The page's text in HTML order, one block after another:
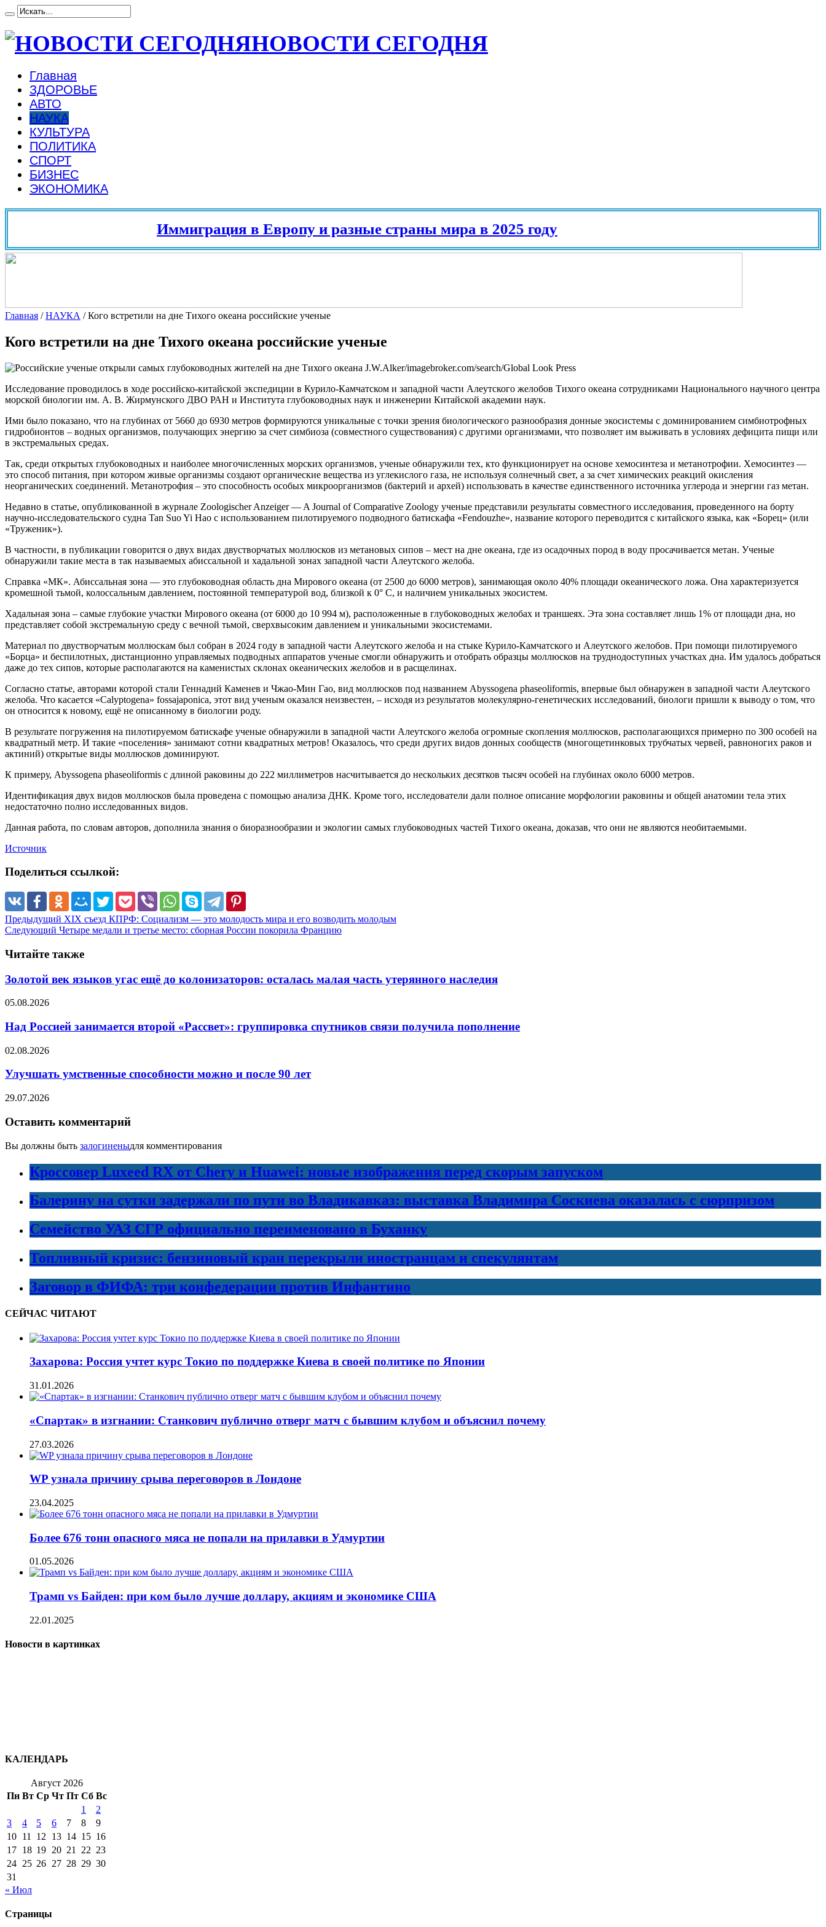
НОВОСТИ СЕГОДНЯ
Главная
ЗДОРОВЬЕ
АВТО
НАУКА
КУЛЬТУРА
ПОЛИТИКА
СПОРТ
БИЗНЕС
ЭКОНОМИКА
Иммиграция в Европу и разные страны мира в 2025 году
Главная /НАУКА /Кого встретили на дне Тихого океана российские ученые
Кого встретили на дне Тихого океана российские ученые
J.W.Alker/imagebroker.com/search/Global Look Press
Исследование проводилось в ходе российско-китайской экспедиции в Курило-Камчатском и западной части Алеутского желобов Тихого океана сотрудниками Национального научного центра
морской биологии им. А. В. Жирмунского ДВО РАН и Института глубоководных наук и инженерии Китайской академии наук.
Ими было показано, что на глубинах от 5660 до 6930 метров формируются уникальные с точки зрения биологического разнообразия донные экосистемы с доминированием симбиотрофных
гидробионтов – водных организмов, получающих энергию за счет симбиоза (совместного существования) с другими организмами, что позволяет им выживать в условиях дефицита пищи или
в экстремальных средах.
Так, среди открытых глубоководных и наиболее многочисленных морских организмов, ученые обнаружили тех, кто функционирует на основе хемосинтеза и метанотрофии. Хемосинтез —
это способ питания, при котором живые организмы создают органические вещества из углекислого газа, не используя солнечный свет, а за счет химических реакций окисления
неорганических соединений. Метанотрофия – это способность особых микроорганизмов (бактерий и архей) использовать в качестве единственного источника углерода и энергии газ метан.
Недавно в статье, опубликованной в журнале Zoologischer Anzeiger — A Journal of Comparative Zoology ученые представили результаты совместного исследования, проведенного на борту
научно-исследовательского судна Tan Suo Yi Hao с использованием пилотируемого подводного батискафа «Fendouzhe», название которого переводится с китайского языка, как «Борец» (или
«Труженик»).
В частности, в публикации говорится о двух видах двустворчатых моллюсков из метановых сипов – мест на дне океана, где из осадочных пород в воду просачивается метан. Ученые
обнаружили такие места в так называемых абиссальной и хадальной зонах западной части Алеутского желоба.
Справка «МК». Абиссальная зона — это глубоководная область дна Мирового океана (от 2500 до 6000 метров), занимающая около 40% площади океанического ложа. Она характеризуется
кромешной тьмой, колоссальным давлением, постоянной температурой вод, близкой к 0° C, и наличием уникальных экосистем.
Хадальная зона – самые глубокие участки Мирового океана (от 6000 до 10 994 м), расположенные в глубоководных желобах и траншеях. Эта зона составляет лишь 1% от площади дна, но
представляет собой экстремальную среду с вечной тьмой, сверхвысоким давлением и уникальными экосистемами.
Материал по двустворчатым моллюскам был собран в 2024 году в западной части Алеутского желоба и на стыке Курило-Камчатского и Алеутского желобов. При помощи пилотируемого
«Борца» и беспилотных, дистанционно управляемых подводных аппаратов ученые смогли обнаружить и отобрать образцы моллюсков на труднодоступных участках дна. Им удалось добраться
даже до тех сипов, которые располагаются на каменистых склонах океанических желобов и в расщелинах.
Согласно статье, авторами которой стали Геннадий Каменев и Чжао-Мин Гао, вид моллюсков под названием Abyssogena phaseoliformis, впервые был обнаружен в западной части Алеутского
желоба. Что касается «Calyptogena» fossajaponica, этот вид ученым оказался неизвестен, – исходя из результатов молекулярно-генетических исследований, биологи пришли к выводу о том, что
он относится к новому, ещё не описанному в биологии роду.
В результате погружения на пилотируемом батискафе ученые обнаружили в западной части Алеутского желоба огромные скопления моллюсков, располагающихся примерно по 300 особей на
квадратный метр. И такие «поселения» занимают сотни квадратных метров! Оказалось, что среди других видов донных сообществ (многощетинковых трубчатых червей, равноногих раков и
актиний) открытые виды моллюсков доминируют.
К примеру, Abyssogena phaseoliformis с длиной раковины до 222 миллиметров насчитывается до нескольких десятков тысяч особей на глубинах около 6000 метров.
Идентификация двух видов моллюсков была проведена с помощью анализа ДНК. Кроме того, исследователи дали полное описание морфологии раковины и общей анатомии тела этих
недостаточно полно исследованных видов.
Данная работа, по словам авторов, дополнила знания о биоразнообразии и экологии самых глубоководных частей Тихого океана, доказав, что они не являются необитаемыми.
Источник
Поделиться ссылкой:
Предыдущий XIX cъезд КПРФ: Социализм — это молодость мира и его возводить молодым
Следующий Четыре медали и третье место: сборная России покорила Францию
Читайте также
Золотой век языков угас ещё до колонизаторов: осталась малая часть утерянного наследия
05.08.2026
Над Россией занимается второй «Рассвет»: группировка спутников связи получила пополнение
02.08.2026
Улучшать умственные способности можно и после 90 лет
29.07.2026
Оставить комментарий
Вы должны быть залогиненыдля комментирования
Кроссовер Luxeed RX от Chery и Huawei: новые изображения перед скорым запуском
Балерину на сутки задержали по пути во Владикавказ: выставка Владимира Соскиева оказалась с сюрпризом
Семейство УАЗ СГР официально переименовано в Буханку
Топливный кризис: бензиновый кран перекрыли иностранцам и спекулянтам
Заговор в ФИФА: три конфедерации против Инфантино
СЕЙЧАС ЧИТАЮТ
Захарова: Россия учтет курс Токио по поддержке Киева в своей политике по Японии
31.01.2026
«Спартак» в изгнании: Станкович публично отверг матч с бывшим клубом и объяснил почему
27.03.2026
WP узнала причину срыва переговоров в Лондоне
23.04.2025
Более 676 тонн опасного мяса не попали на прилавки в Удмуртии
01.05.2026
Трамп vs Байден: при ком было лучше доллару, акциям и экономике США
22.01.2025
Новости в картинках
КАЛЕНДАРЬ
Август 2026
Пн Вт Ср Чт Пт Сб Вс
1
2
3
4 5 6 7 8
9
10 11 12 13 14 15 16
17 18 19 20 21 22 23
24 25 26 27 28 29 30
31
« Июл
Страницы